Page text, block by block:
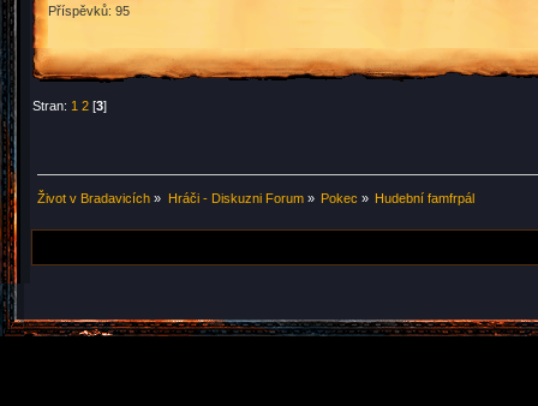
Příspěvků: 95
Stran: 1 2 [3]
Život v Bradavicích » Hráči - Diskuzni Forum» Pokec » Hudební famfrpál